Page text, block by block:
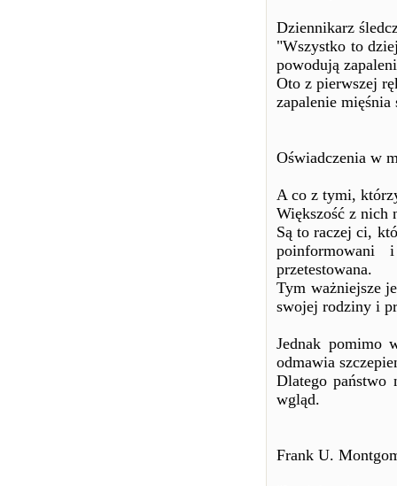
Dziennikarz
"Wszystko to
powodują
Oto z pierwszej
zapalenie
Oświadczenia w
A co z tymi,
Większość z nich
Są to raczej ci,
poinformowani
przetestowana.
Tym ważniejsze
swojej rodziny i
Jednak pomimo
odmawia
Dlatego państwo
wgląd.
Frank U.